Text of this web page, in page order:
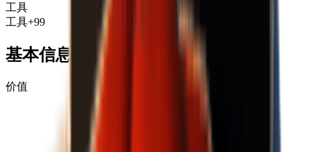
工具
工具+99
基本信息
价值